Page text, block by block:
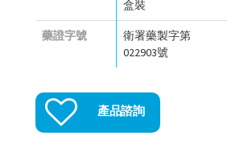
盒裝
藥證字號
衛署藥製字第
022903號
產品諮詢